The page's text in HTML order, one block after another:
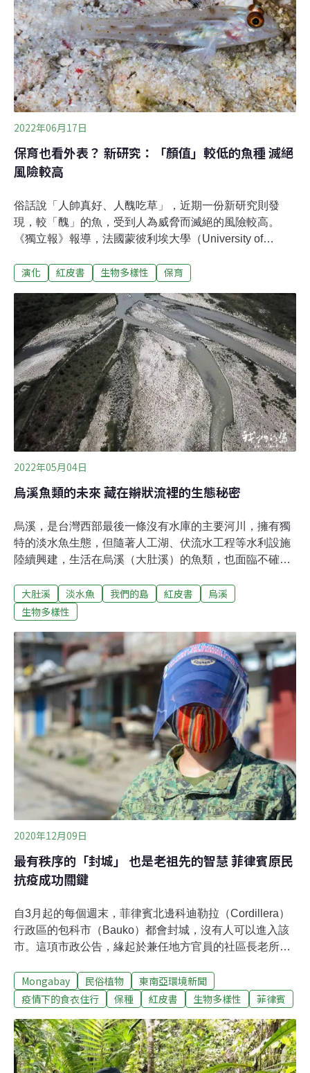
的青蛙以印尼為最大宗，占大約74%，其次是越南
（21%）、土耳其（4%）、阿爾巴尼亞（0.7%）。
2022年06月17日
保育也看外表？ 新研究：「顏值」較低的魚種 滅絕
風險較高
俗話說「人帥真好、人醜吃草」，近期一份新研究則發
現，較「醜」的魚，受到人為威脅而滅絕的風險較高。
《獨立報》報導，法國蒙彼利埃大學（University of
類往往「美感分數」較低，這表示如果人類傾向關注「比
者。物種的「美感分數」也影響保育關注度群集生態學家
孟軻（Nicolas Mouquet）在新聞稿中表示：「我們的研究
要強調的是，大眾對保育工作的支持與最需要保育的物種
之間可能有落差。」研究團隊指出，哺乳動物也是如此，
比較「美麗」的物種比其他物種更容易成為研究焦點。然
而，這份7日發表在《公共科學圖書館生物學期刊》
（PLOS Biology）上的新研究也發現，「醜魚」通常在演
化上更具獨特性。
演化 紅皮書 生物多樣性 保育
2022年05月04日
烏溪魚類的未來 藏在辮狀流裡的生態秘密
烏溪，是台灣西部最後一條沒有水庫的主要河川，擁有獨
特的淡水魚生態，但隨著人工湖、伏流水工程等水利設施
陸續興建，生活在烏溪（大肚溪）的魚類，也面臨不確定
岸、穿越溪畔草叢，來到烏溪河床上的一彎淺水。領頭的
是台灣淡水魚圖鑑的作者周銘泰，他已經累積了超過20年
類淡水魚中，就有四種分布在烏溪，包括台灣白魚、巴氏
銀鮈、台灣鮰和埔里中華爬岩鰍。」即使斷斷續續下著小
雨，大家還是迫不及待地下水觀察。不久就有人幸運地目
睹一級保育類巴氏銀鮈，和被《淡水魚紅皮書》列為瀕危
等級的陳氏鰍鮀。陳氏鰍鮀體表顏色跟砂礫很接近，受到
驚擾會鑽進沙中躲藏，也會把卵產在沙裡。因為喜歡沙質
環境，只分布在濁水溪與烏溪這兩條輸沙量大的溪流。周
銘泰從水底撈起一把沙，說明：「這種細砂礫的底質，就
是陳氏鰍鮀喜歡的棲息環境，要形成這種環境，就必
大肚溪 淡水魚 我們的島 紅皮書
烏溪
生物多樣性
2020年12月09日
最有秩序的「封城」 也是老祖先的智慧 菲律賓原民
抗疫成功關鍵
自3月起的每個週末，菲律賓北邊科迪勒拉（Cordillera）
行政區的包科市（Bauko）都會封城，沒有人可以進入該
市。這項市政公告，緣起於兼任地方官員的社區長老所發
與外隔絕的措施，一旦發動，代表一段時間內任何人都不
能進出社區，而確切的封城時間則由長老議會決定，可能
是科迪勒拉地區的6個省份之一，該省不同城鎮都啟動這
種作法，不同語系的族群也有其他稱呼方式，例如：「te-
er」、「to-or」、「sedey」、「far-e」、「ubaya」 或
Mongabay 民俗植物
東南亞環境新聞
疫情下的食衣住行
保種 紅皮書 生物多樣性 菲律賓